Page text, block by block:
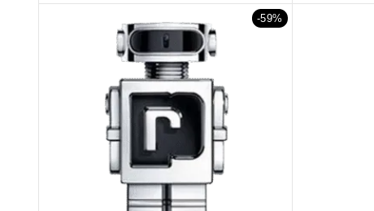
-59%